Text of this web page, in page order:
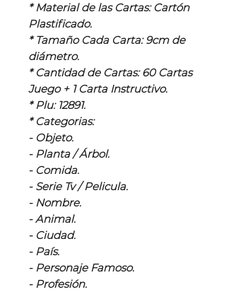
* Material de las Cartas: Cartón
Plastificado.
* Tamaño Cada Carta: 9cm de
diámetro.
* Cantidad de Cartas: 60 Cartas
Juego + 1 Carta Instructivo.
* Plu: 12891.
* Categorias:
- Objeto.
- Planta / Árbol.
- Comida.
- Serie Tv / Pelicula.
- Nombre.
- Animal.
- Ciudad.
- País.
- Personaje Famoso.
- Profesión.